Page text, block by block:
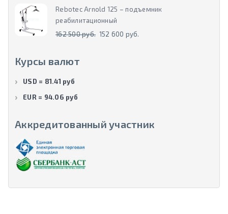
Rebotec Arnold 125 – подъемник
реабилитационный
162 500 руб. 152 600 руб.
Курсы валют
USD = 81.41 руб
EUR = 94.06 руб
Аккредитованный участник